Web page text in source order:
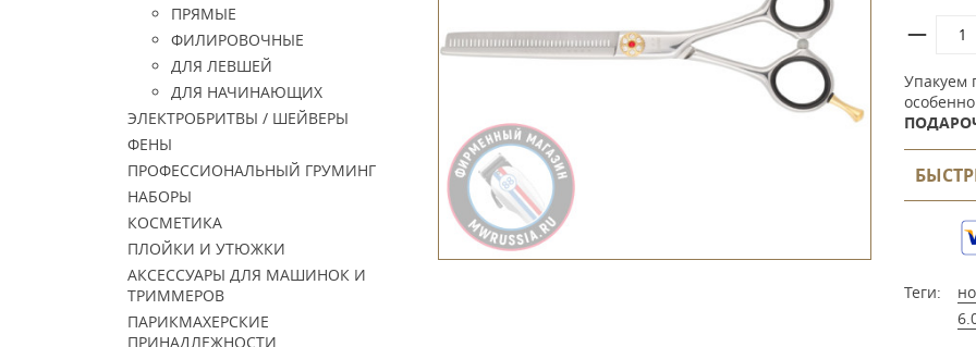
ПРЯМЫЕ
ФИЛИРОВОЧНЫЕ
ДЛЯ ЛЕВШЕЙ
ДЛЯ НАЧИНАЮЩИХ
ЭЛЕКТРОБРИТВЫ / ШЕЙВЕРЫ
ФЕНЫ
ПРОФЕССИОНАЛЬНЫЙ ГРУМИНГ
НАБОРЫ
КОСМЕТИКА
ПЛОЙКИ И УТЮЖКИ
АКСЕССУАРЫ ДЛЯ МАШИНОК И
ТРИММЕРОВ
ПАРИКМАХЕРСКИЕ
ПРИНАДЛЕЖНОСТИ
Упакуем
Теги: